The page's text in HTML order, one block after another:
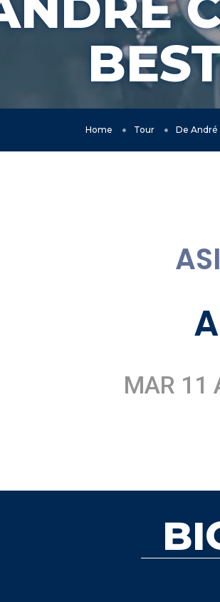
Home Tour De André
MAR 11